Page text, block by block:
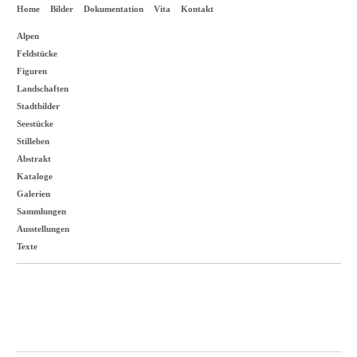
Home Bilder Dokumentation Vita Kontakt
Alpen
Feldstücke
Figuren
Landschaften
Stadtbilder
Seestücke
Stilleben
Abstrakt
Kataloge
Galerien
Sammlungen
Ausstellungen
Texte